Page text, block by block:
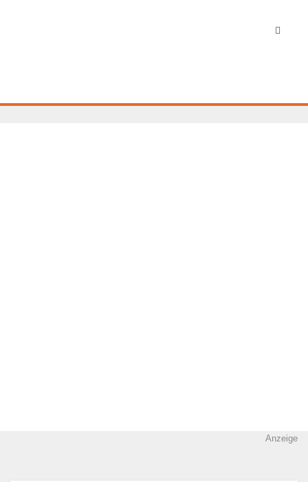
Anzeige